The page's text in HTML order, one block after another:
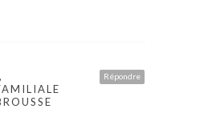
Répondre